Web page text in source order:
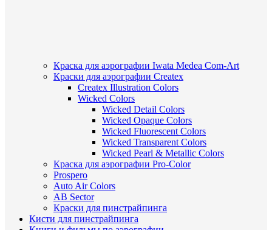
Краска для аэрографии Iwata Medea Com-Art
Краски для аэрографии Createx
Createx Illustration Colors
Wicked Colors
Wicked Detail Colors
Wicked Opaque Colors
Wicked Fluorescent Colors
Wicked Transparent Colors
Wicked Pearl & Metallic Colors
Краска для аэрографии Pro-Color
Prospero
Auto Air Colors
AB Sector
Краски для пинстрайпинга
Кисти для пинстрайпинга